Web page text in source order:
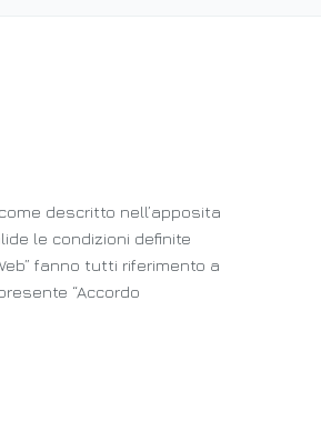
descritto nell’apposita
le condizioni definite
fanno tutti riferimento a
“Accordo